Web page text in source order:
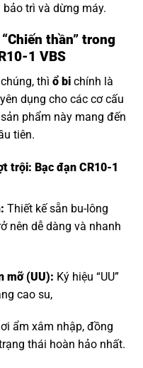
trì và dừng máy.
thần” trong
1 VBS
thì ổ bi chính là
dụng cho các cơ cấu
phẩm này mang đến
tiên.
trội: Bạc đạn CR10-1
Thiết kế sẵn bu-lông
nên dễ dàng và nhanh
mỡ (UU): Ký hiệu “UU”
cao su,
ẩm xâm nhập, đồng
thái hoàn hảo nhất.